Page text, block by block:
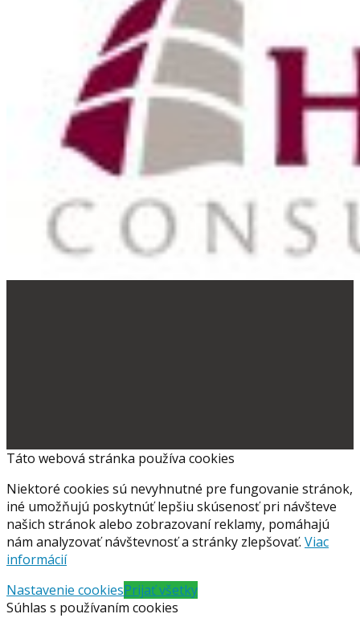
Táto webová stránka používa cookies
Niektoré cookies sú nevyhnutné pre fungovanie stránok,
iné umožňujú poskytnúť lepšiu skúsenosť pri návšteve
našich stránok alebo zobrazovaní reklamy, pomáhajú
nám analyzovať návštevnosť a stránky zlepšovať. Viac
informácií
Nastavenie cookiesPrijať všetky
Súhlas s používaním cookies